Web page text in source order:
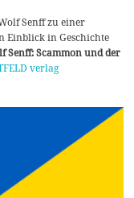
Senff zu einer
Einblick in Geschichte
Senff: Scammon und der
verlag